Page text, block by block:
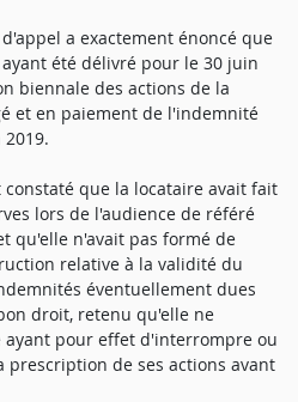
a exactement énoncé que
été délivré pour le 30 juin
biennale des actions de la
et en paiement de l'indemnité
constaté que la locataire avait fait
lors de l'audience de référé
qu'elle n'avait pas formé de
relative à la validité du
éventuellement dues
droit, retenu qu'elle ne
pour effet d'interrompre ou
prescription de ses actions avant